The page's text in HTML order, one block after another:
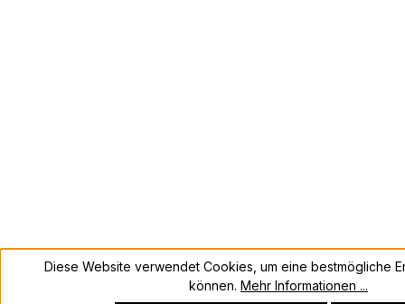
Diese Website verwendet Cookies, um eine bestmögliche
können. Mehr Informationen ...